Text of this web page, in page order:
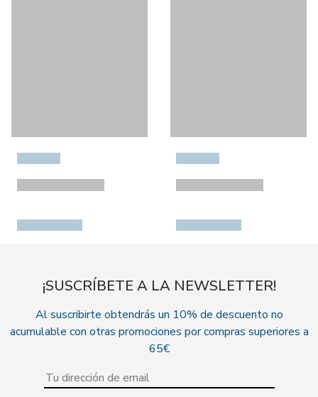
¡SUSCRÍBETE A LA NEWSLETTER!
Al suscribirte obtendrás un 10% de descuento no
acumulable con otras promociones por compras superiores a
65€